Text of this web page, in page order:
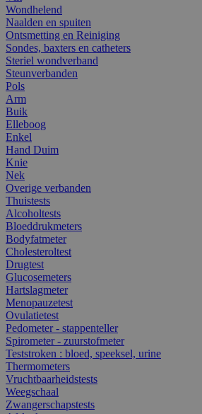
Wondhelend
Naalden en spuiten
Ontsmetting en Reiniging
Sondes, baxters en catheters
Steriel wondverband
Steunverbanden
Pols
Arm
Buik
Elleboog
Enkel
Hand Duim
Knie
Nek
Overige verbanden
Thuistests
Alcoholtests
Bloeddrukmeters
Bodyfatmeter
Cholesteroltest
Drugtest
Glucosemeters
Hartslagmeter
Menopauzetest
Ovulatietest
Pedometer - stappenteller
Spirometer - zuurstofmeter
Teststroken : bloed, speeksel, urine
Thermometers
Vruchtbaarheidstests
Weegschaal
Zwangerschapstests